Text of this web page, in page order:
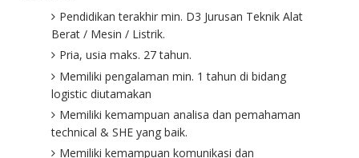
Pendidikan terakhir min. D3 Jurusan Teknik Alat
Berat / Mesin / Listrik.
Pria, usia maks. 27 tahun.
Memiliki pengalaman min. 1 tahun di bidang
logistic diutamakan
Memiliki kemampuan analisa dan pemahaman
technical & SHE yang baik.
Memiliki kemampuan komunikasi dan